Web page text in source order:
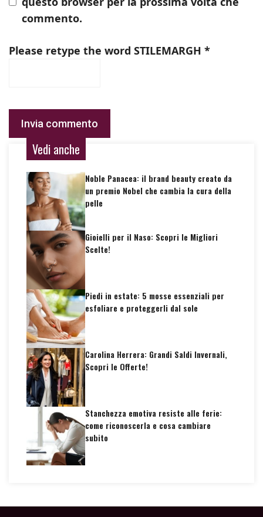
commento.
Please retype the word STILEMARGH *
Vedi anche
Noble Panacea: il brand beauty creato da
un premio Nobel che cambia la cura della
pelle
Gioielli per il Naso: Scopri le Migliori
Scelte!
Piedi in estate: 5 mosse essenziali per
esfoliare e proteggerli dal sole
Carolina Herrera: Grandi Saldi Invernali,
Scopri le Offerte!
Stanchezza emotiva resiste alle ferie:
come riconoscerla e cosa cambiare
subito